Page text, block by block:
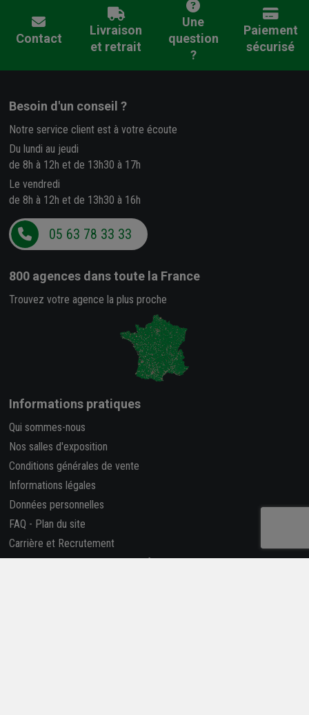
Contact
Livraison
et retrait
Une
question
?
Paiement
sécurisé
Besoin d'un conseil ?
Notre service client est à votre écoute
Du lundi au jeudi
de 8h à 12h et de 13h30 à 17h
Le vendredi
de 8h à 12h et de 13h30 à 16h
05 63 78 33 33
800 agences dans toute la France
Trouvez votre agence la plus proche
Informations pratiques
Qui sommes-nous
Nos salles d'exposition
Conditions générales de vente
Informations légales
Données personnelles
FAQ - Plan du site
Carrière et Recrutement
Accessibilité : partiellement conforme